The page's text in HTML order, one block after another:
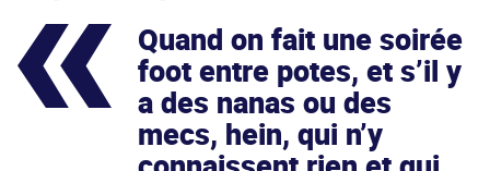
Quand on fait une soirée
foot entre potes, et s’il y
a des nanas ou des
mecs, hein, qui n’y